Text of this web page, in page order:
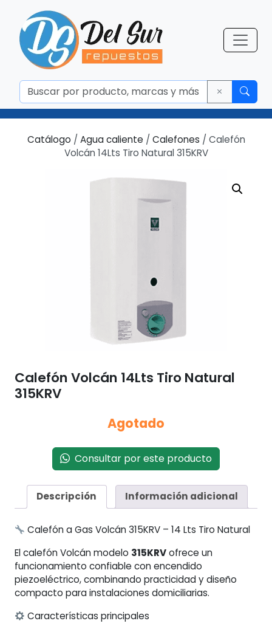
Catálogo / Agua caliente / Calefones / Calefón
Volcán 14Lts Tiro Natural 315KRV
Calefón Volcán 14Lts Tiro Natural
315KRV
Agotado
Consultar por este producto
Descripción Información adicional
Calefón a Gas Volcán 315KRV – 14 Lts Tiro Natural
El calefón Volcán modelo 315KRVofrece un
funcionamiento confiable con encendido
piezoeléctrico, combinando practicidad y diseño
compacto para instalaciones domiciliarias.
Características principales